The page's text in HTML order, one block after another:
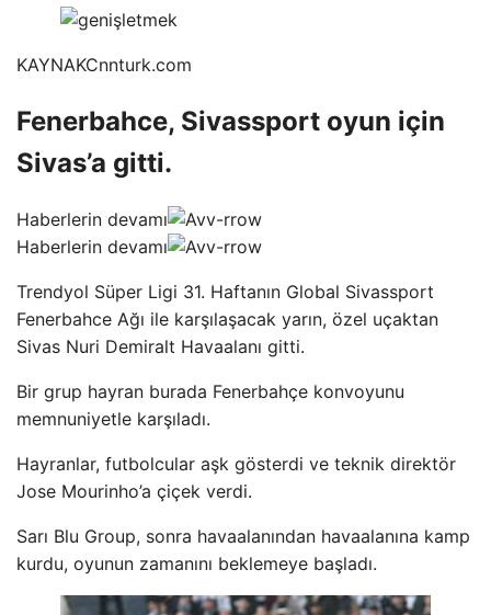
KAYNAKCnnturk.com
Fenerbahce, Sivassport oyun için
Sivas’a gitti.
Haberlerin devamı
Haberlerin devamı
Trendyol Süper Ligi 31. Haftanın Global Sivassport
Fenerbahce Ağı ile karşılaşacak yarın, özel uçaktan
Sivas Nuri Demiralt Havaalanı gitti.
Bir grup hayran burada Fenerbahçe konvoyunu
memnuniyetle karşıladı.
Hayranlar, futbolcular aşk gösterdi ve teknik direktör
Jose Mourinho’a çiçek verdi.
Sarı Blu Group, sonra havaalanından havaalanına kamp
kurdu, oyunun zamanını beklemeye başladı.